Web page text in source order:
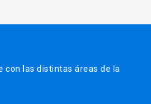
con las distintas áreas de la